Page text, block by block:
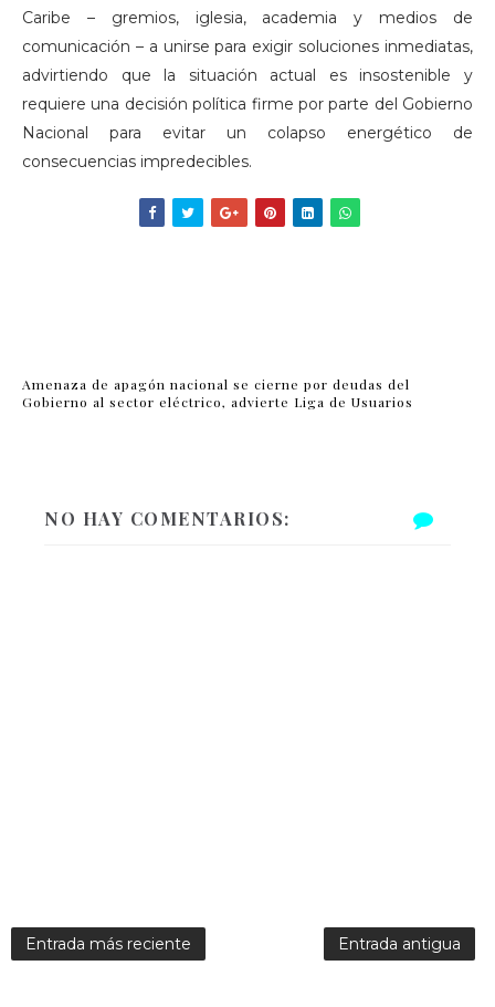
Caribe – gremios, iglesia, academia y medios de
comunicación – a unirse para exigir soluciones inmediatas,
advirtiendo que la situación actual es insostenible y
requiere una decisión política firme por parte del Gobierno
Nacional para evitar un colapso energético de
consecuencias impredecibles.
Amenaza de apagón nacional se cierne por deudas del
Gobierno al sector eléctrico, advierte Liga de Usuarios
NO HAY COMENTARIOS:
Entrada más reciente Entrada antigua